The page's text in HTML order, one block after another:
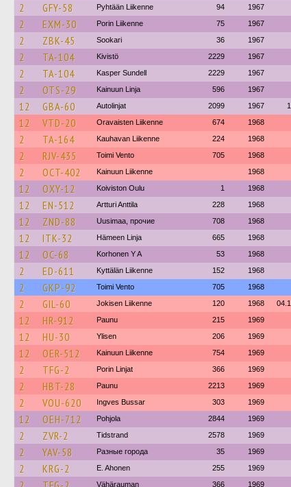
2 GFY-58 Pyhtään Liikenne 94 1967
2 EXM-30 Porin Liikenne 75 1967
2 ZBK-45 Sookari 36 1967
2 TA-104 Kivistö 2229 1967
2 TA-104 Kasper Sundell 2229 1967
2 OTS-29 Kainuun Linja 596 1967
12 GBA-60 Autolinjat 2099 1967
12 VTD-20 Oravaisten Liikenne 674 1968
2 TA-164 Kauhavan Liikenne 224 1968
2 RJV-435 Toimi Vento 705 1968
2 OCT-402 Kainuun Liikenne 1968
12 OXY-12 Koiviston Oulu 1 1968
12 EN-512 Artturi Anttila 228 1968
12 ZND-88 Uusimaa, прочие 708 1968
12 ITK-32 Hämeen Linja 665 1968
12 OC-68 Korhonen Y A 53 1968
2 ED-611 Kyttälän Liikenne 152 1968
2 GKP-92 Toimi Vento 705 1968
2 GIL-60 Jokisen Liikenne 120 1968
12 HR-912 Paunu 215 1969
12 HU-30 Ylisen 206 1969
12 OER-512 Kainuun Liikenne 754 1969
2 TFG-2 Porin Linjat 366 1969
2 HBT-28 Paunu 2213 1969
2 VOU-620 Ingves Bussar 303 1969
12 OEH-712 Pohjola 2844 1969
2 ZVR-2 Tidstrand 2578 1969
2 YAV-58 Разные города 35 1969
2 KRG-2 E. Ahonen 255 1969
Vähärauman 366 1969